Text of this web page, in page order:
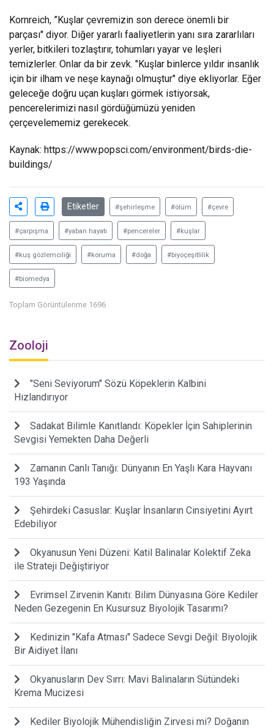
Kornreich, ”Kuşlar çevremizin son derece önemli bir
parçası" diyor. Diğer yararlı faaliyetlerin yanı sıra zararlıları
yerler, bitkileri tozlaştırır, tohumları yayar ve leşleri
temizlerler. Onlar da bir zevk. "Kuşlar binlerce yıldır insanlık
için bir ilham ve neşe kaynağı olmuştur" diye ekliyorlar. Eğer
geleceğe doğru uçan kuşları görmek istiyorsak,
pencerelerimizi nasıl gördüğümüzü yeniden
çerçevelememiz gerekecek.
Kaynak: https://www.popsci.com/environment/birds-die-
buildings/
Etiketler #şehirleşme #ölüm #çevre
#çarpışma #yaban hayatı #pencereler #kuşlar
#kuş gözlemciliği #koruma #doğa #biyoçeşitlilik
#biomedya
Toplam Görüntülenme 1696
Zooloji
"Seni Seviyorum" Sözü Köpeklerin Kalbini
Hızlandırıyor
Sadakat Bilimle Kanıtlandı: Köpekler İçin Sahiplerinin
Sevgisi Yemekten Daha Değerli
Zamanın Canlı Tanığı: Dünyanın En Yaşlı Kara Hayvanı
193 Yaşında
Şehirdeki Casuslar: Kuşlar İnsanların Cinsiyetini Ayırt
Edebiliyor
Okyanusun Yeni Düzeni: Katil Balinalar Kolektif Zeka
ile Strateji Değiştiriyor
Evrimsel Zirvenin Kanıtı: Bilim Dünyasına Göre Kediler
Neden Gezegenin En Kusursuz Biyolojik Tasarımı?
Kedinizin "Kafa Atması" Sadece Sevgi Değil: Biyolojik
Bir Aidiyet İlanı
Okyanusların Dev Sırrı: Mavi Balinaların Sütündeki
Krema Mucizesi
Kediler Biyolojik Mühendisliğin Zirvesi mi? Doğanın